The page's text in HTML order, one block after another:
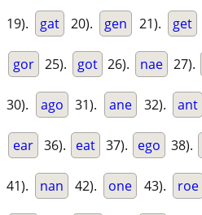
19). gat 20). gen 21). get
gor 25). got 26). nae 27).
30). ago 31). ane 32). ant
ear 36). eat 37). ego 38).
41). nan 42). one 43). roe